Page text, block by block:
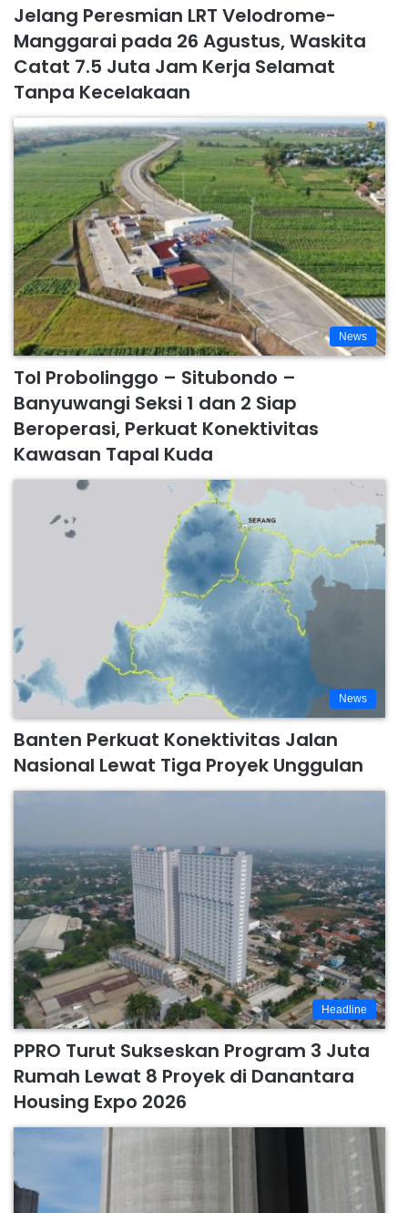
Jelang Peresmian LRT Velodrome-
Manggarai pada 26 Agustus, Waskita
Catat 7.5 Juta Jam Kerja Selamat
Tanpa Kecelakaan
News
Tol Probolinggo – Situbondo –
Banyuwangi Seksi 1 dan 2 Siap
Beroperasi, Perkuat Konektivitas
Kawasan Tapal Kuda
News
Banten Perkuat Konektivitas Jalan
Nasional Lewat Tiga Proyek Unggulan
Headline
PPRO Turut Sukseskan Program 3 Juta
Rumah Lewat 8 Proyek di Danantara
Housing Expo 2026